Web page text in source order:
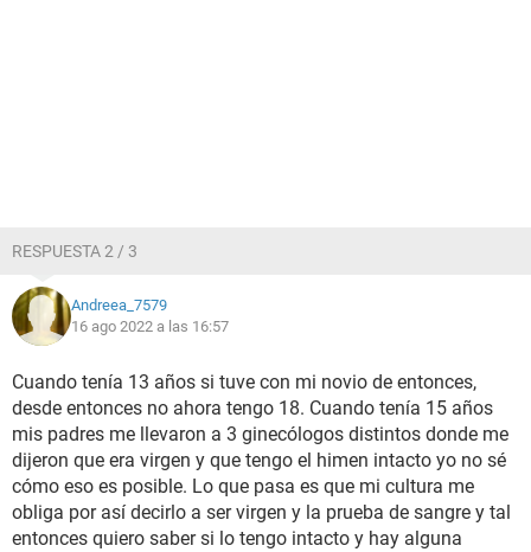
RESPUESTA 2 / 3
Andreea_7579
16 ago 2022 a las 16:57
Cuando tenía 13 años si tuve con mi novio de entonces,
desde entonces no ahora tengo 18. Cuando tenía 15 años
mis padres me llevaron a 3 ginecólogos distintos donde me
dijeron que era virgen y que tengo el himen intacto yo no sé
cómo eso es posible. Lo que pasa es que mi cultura me
obliga por así decirlo a ser virgen y la prueba de sangre y tal
entonces quiero saber si lo tengo intacto y hay alguna